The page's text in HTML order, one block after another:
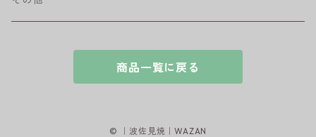
商品一覧に戻る
© ｜波佐見焼｜WAZAN